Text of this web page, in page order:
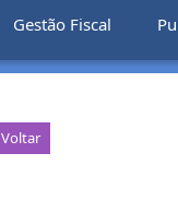
Gestão Fiscal
Voltar